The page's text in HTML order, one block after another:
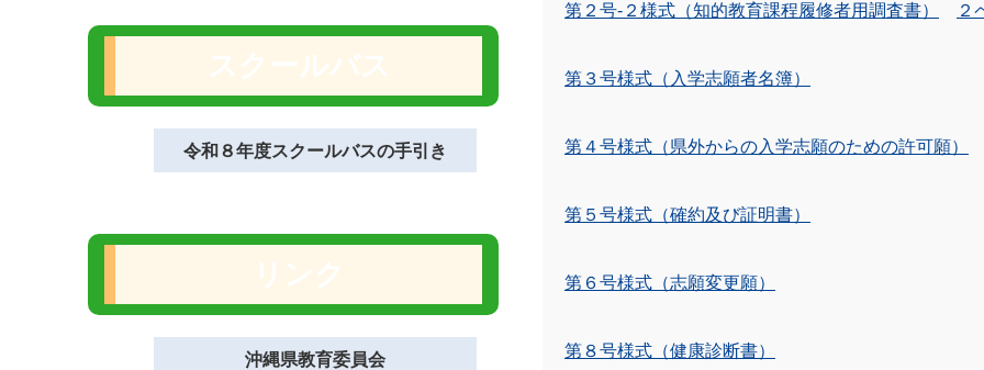
第２号-２様式（知的教育課程履修者用調査書） ２
第３号様式（入学志願者名簿）
第４号様式（県外からの入学志願のための許可願）
第５号様式（確約及び証明書）
第６号様式（志願変更願）
第８号様式（健康診断書）
令和８年度スクールバスの手引き
沖縄県教育委員会